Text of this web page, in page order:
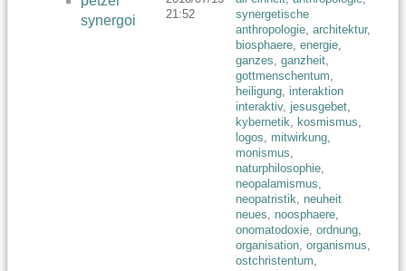
synergoi
21:52
synergetische
anthropologie, architektur,
biosphaere, energie,
ganzes, ganzheit,
gottmenschentum,
heiligung, interaktion
interaktiv, jesusgebet,
kybernetik, kosmismus,
logos, mitwirkung,
monismus,
naturphilosophie,
neopalamismus,
neopatristik, neuheit
neues, noosphaere,
onomatodoxie, ordnung,
organisation, organismus,
ostchristentum,